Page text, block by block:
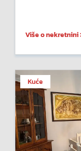
Više o nekretnini
Kuće